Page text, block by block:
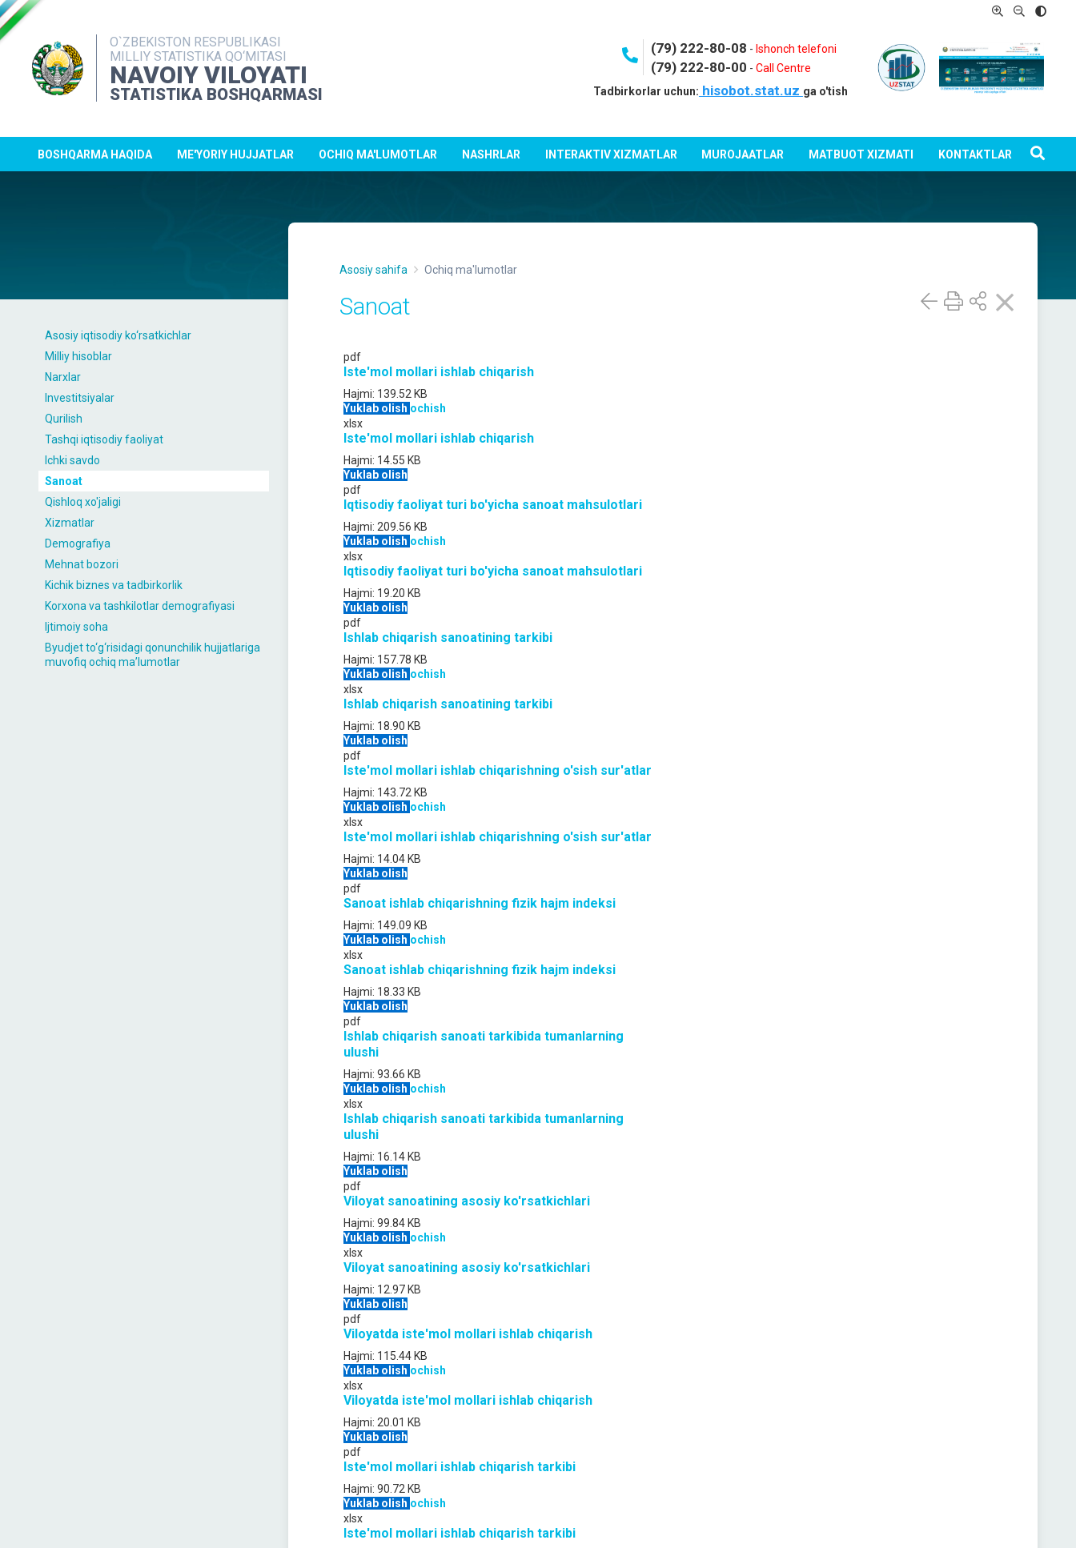
O`ZBEKISTON RESPUBLIKASI
MILLIY STATISTIKA QO‘MITASI
NAVOIY VILOYATI
STATISTIKA BOSHQARMASI
(79) 222-80-08 - Ishonch telefoni
(79) 222-80-00 -Call Centre
Tadbirkorlar uchun: hisobot.stat.uz ga o'tish
BOSHQARMA HAQIDA ME'YORIY HUJJATLAR OCHIQ MA'LUMOTLAR NASHRLAR INTERAKTIV XIZMATLAR MUROJAATLAR MATBUOT XIZMATI KONTAKTLAR
Asosiy iqtisodiy ko‘rsatkichlar
Milliy hisoblar
Narxlar
Investitsiyalar
Qurilish
Tashqi iqtisodiy faoliyat
Ichki savdo
Sanoat
Qishloq xo'jaligi
Xizmatlar
Demografiya
Mehnat bozori
Kichik biznes va tadbirkorlik
Korxona va tashkilotlar demografiyasi
Ijtimoiy soha
Byudjet to‘g‘risidagi qonunchilik hujjatlariga
muvofiq ochiq maʼlumotlar
Asosiy sahifa Ochiq ma'lumotlar
Sanoat
pdf
Iste'mol mollari ishlab chiqarish
Hajmi: 139.52 KB
Yuklab olish ochish
xlsx
Iste'mol mollari ishlab chiqarish
Hajmi: 14.55 KB
Yuklab olish
pdf
Iqtisodiy faoliyat turi bo'yicha sanoat mahsulotlari
Hajmi: 209.56 KB
Yuklab olish ochish
xlsx
Iqtisodiy faoliyat turi bo'yicha sanoat mahsulotlari
Hajmi: 19.20 KB
Yuklab olish
pdf
Ishlab chiqarish sanoatining tarkibi
Hajmi: 157.78 KB
Yuklab olish ochish
xlsx
Ishlab chiqarish sanoatining tarkibi
Hajmi: 18.90 KB
Yuklab olish
pdf
Iste'mol mollari ishlab chiqarishning o'sish sur'atlar
Hajmi: 143.72 KB
Yuklab olish ochish
xlsx
Iste'mol mollari ishlab chiqarishning o'sish sur'atlar
Hajmi: 14.04 KB
Yuklab olish
pdf
Sanoat ishlab chiqarishning fizik hajm indeksi
Hajmi: 149.09 KB
Yuklab olish ochish
xlsx
Sanoat ishlab chiqarishning fizik hajm indeksi
Hajmi: 18.33 KB
Yuklab olish
pdf
Ishlab chiqarish sanoati tarkibida tumanlarning
ulushi
Hajmi: 93.66 KB
Yuklab olish ochish
xlsx
Ishlab chiqarish sanoati tarkibida tumanlarning
ulushi
Hajmi: 16.14 KB
Yuklab olish
pdf
Viloyat sanoatining asosiy ko'rsatkichlari
Hajmi: 99.84 KB
Yuklab olish ochish
xlsx
Viloyat sanoatining asosiy ko'rsatkichlari
Hajmi: 12.97 KB
Yuklab olish
pdf
Viloyatda iste'mol mollari ishlab chiqarish
Hajmi: 115.44 KB
Yuklab olish ochish
xlsx
Viloyatda iste'mol mollari ishlab chiqarish
Hajmi: 20.01 KB
Yuklab olish
pdf
Iste'mol mollari ishlab chiqarish tarkibi
Hajmi: 90.72 KB
Yuklab olish ochish
xlsx
Iste'mol mollari ishlab chiqarish tarkibi